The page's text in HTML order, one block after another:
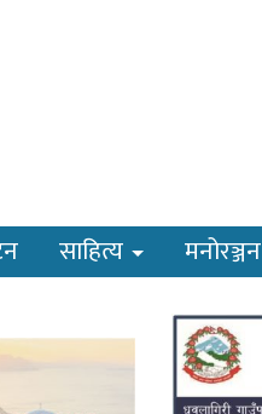
साहित्य मनोरञ्जन